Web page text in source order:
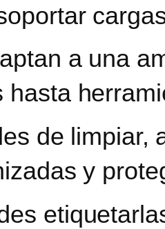
a una
hasta
de limpiar,
y